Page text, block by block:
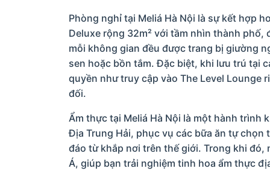
Phòng nghỉ tại Meliá Hà Nội là sự kết hợp
Deluxe rộng 32m² với tầm nhìn thành phố,
mỗi không gian đều được trang bị giường
sen hoặc bồn tắm. Đặc biệt, khi lưu trú tại
quyền như truy cập vào The Level Lounge
đối.
Ẩm thực tại Meliá Hà Nội là một hành trình
Địa Trung Hải, phục vụ các bữa ăn tự
đáo từ khắp nơi trên thế giới. Trong khi đó,
Á, giúp bạn trải nghiệm tinh hoa ẩm thực